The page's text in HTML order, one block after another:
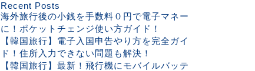
Recent Posts
海外旅行後の小銭を手数料０円で電子マネー
に！ポケットチェンジ使い方ガイド！
【韓国旅行】電子入国申告やり方を完全ガイ
ド！住所入力できない問題も解決！
【韓国旅行】最新！飛行機にモバイルバッテ